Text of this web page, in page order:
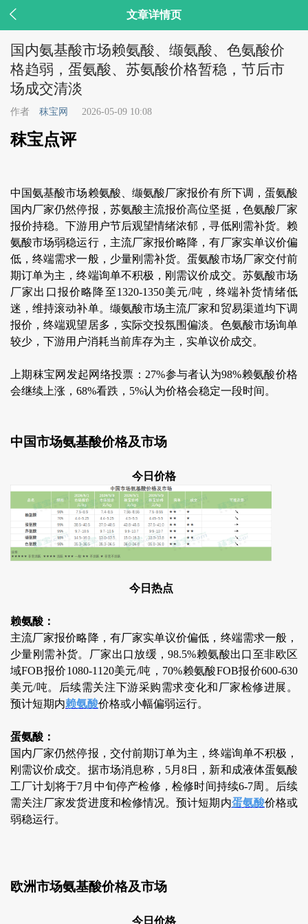
 文章详情页
国内氨基酸市场赖氨酸、缬氨酸、色氨酸价
格趋弱，蛋氨酸、苏氨酸价格暂稳，节后市
场成交清淡
作者 秣宝网 2026-05-09 10:08
秣宝点评
中国氨基酸市场赖氨酸、缬氨酸厂家报价有所下调，蛋氨酸
国内厂家仍然停报，苏氨酸主流报价高位坚挺，色氨酸厂家
报价持稳。下游用户节后观望情绪浓郁，寻低刚需补货。赖
氨酸市场弱稳运行，主流厂家报价略降，有厂家实单议价偏
低，终端需求一般，少量刚需补货。蛋氨酸市场厂家交付前
期订单为主，终端询单不积极，刚需议价成交。苏氨酸市场
厂家出口报价略降至1320-1350美元/吨，终端补货情绪低
迷，维持滚动补单。缬氨酸市场主流厂家和贸易渠道均下调
报价，终端观望居多，实际交投氛围偏淡。色氨酸市场询单
较少，下游用户消耗当前库存为主，实单议价成交。
上期秣宝网发起网络投票：27%参与者认为98%赖氨酸价格
会继续上涨，68%看跌，5%认为价格会稳定一段时间。
中国市场氨基酸价格及市场
今日价格
今日热点
赖氨酸：
主流厂家报价略降，有厂家实单议价偏低，终端需求一般，
少量刚需补货。厂家出口放缓，98.5%赖氨酸出口至非欧区
域FOB报价1080-1120美元/吨，70%赖氨酸FOB报价600-630
美元/吨。后续需关注下游采购需求变化和厂家检修进展。
预计短期内赖氨酸价格或小幅偏弱运行。
蛋氨酸：
国内厂家仍然停报，交付前期订单为主，终端询单不积极，
刚需议价成交。据市场消息称，5月8日，新和成液体蛋氨酸
工厂计划将于7月中旬停产检修，检修时间持续6-7周。后续
需关注厂家发货进度和检修情况。预计短期内蛋氨酸价格或
弱稳运行。
欧洲市场氨基酸价格及市场
今日价格